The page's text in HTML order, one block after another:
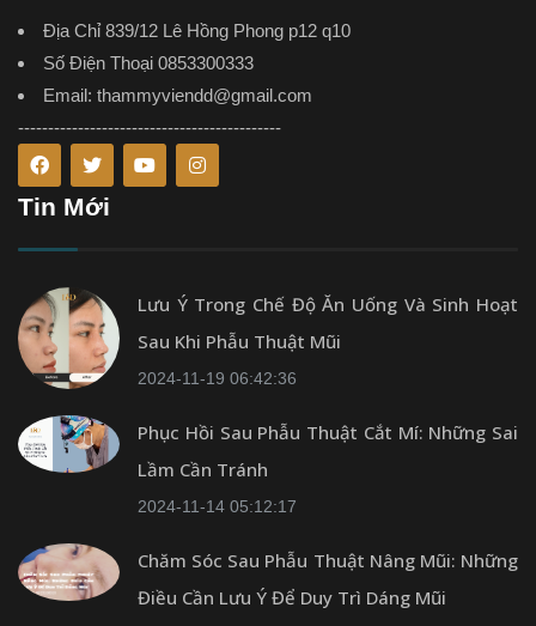
Địa Chỉ 839/12 Lê Hồng Phong p12 q10
Số Điện Thoại 0853300333
Email: thammyviendd@gmail.com
--------------------------------------------
Tin Mới
Lưu Ý Trong Chế Độ Ăn Uống Và Sinh Hoạt
Sau Khi Phẫu Thuật Mũi
2024-11-19 06:42:36
Phục Hồi Sau Phẫu Thuật Cắt Mí: Những Sai
Lầm Cần Tránh
2024-11-14 05:12:17
Chăm Sóc Sau Phẫu Thuật Nâng Mũi: Những
Điều Cần Lưu Ý Để Duy Trì Dáng Mũi